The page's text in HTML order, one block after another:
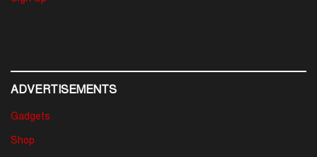
ADVERTISEMENTS
Gadgets
Shop